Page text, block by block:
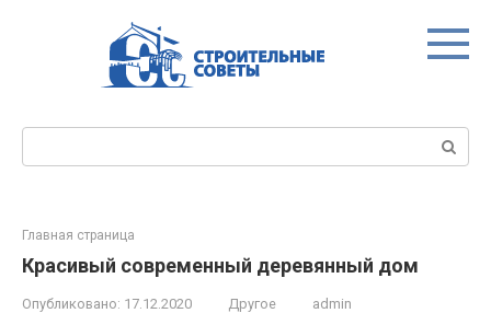
Главная страница
Красивый современный деревянный дом
Опубликовано: 17.12.2020 Другое admin